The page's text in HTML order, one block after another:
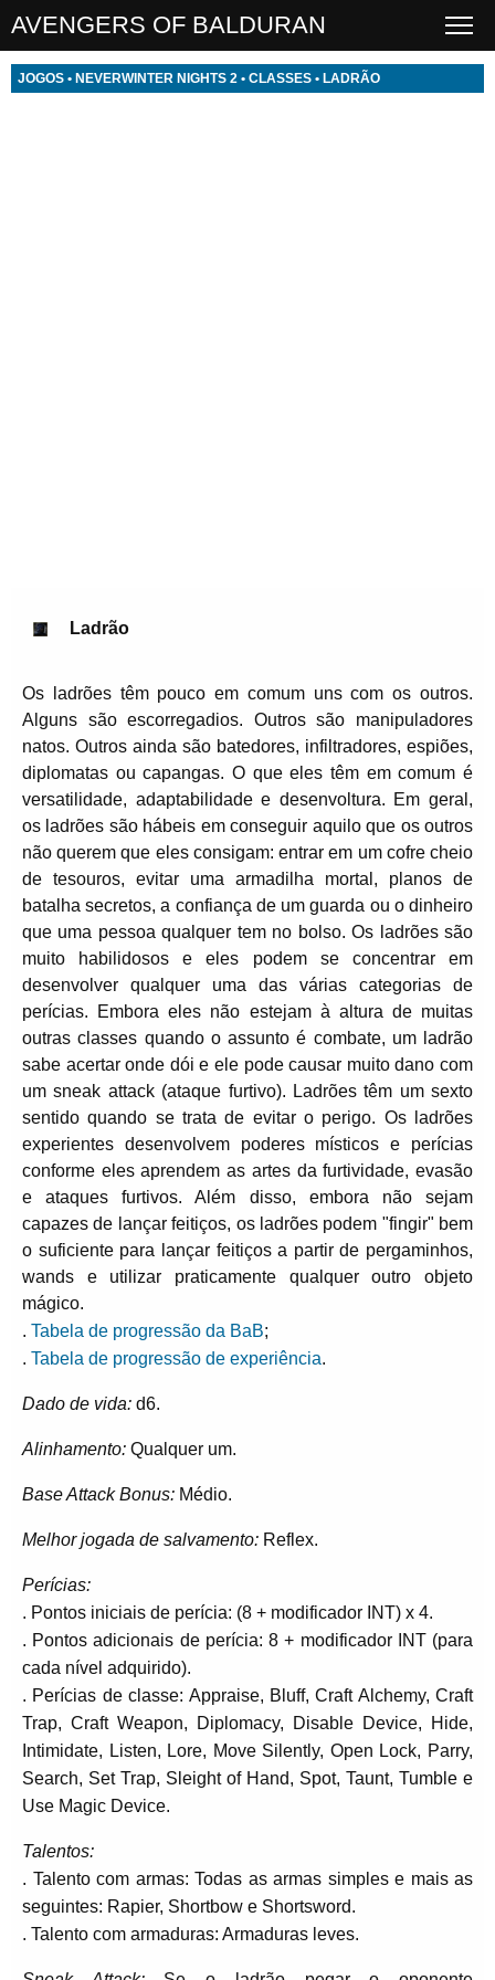
AVENGERS OF BALDURAN
JOGOS • NEVERWINTER NIGHTS 2 • CLASSES • LADRÃO
Ladrão
Os ladrões têm pouco em comum uns com os outros.
Alguns são escorregadios. Outros são manipuladores
natos. Outros ainda são batedores, infiltradores, espiões,
diplomatas ou capangas. O que eles têm em comum é
versatilidade, adaptabilidade e desenvoltura. Em geral,
os ladrões são hábeis em conseguir aquilo que os outros
não querem que eles consigam: entrar em um cofre cheio
de tesouros, evitar uma armadilha mortal, planos de
batalha secretos, a confiança de um guarda ou o dinheiro
que uma pessoa qualquer tem no bolso. Os ladrões são
muito habilidosos e eles podem se concentrar em
desenvolver qualquer uma das várias categorias de
perícias. Embora eles não estejam à altura de muitas
outras classes quando o assunto é combate, um ladrão
sabe acertar onde dói e ele pode causar muito dano com
um sneak attack (ataque furtivo). Ladrões têm um sexto
sentido quando se trata de evitar o perigo. Os ladrões
experientes desenvolvem poderes místicos e perícias
conforme eles aprendem as artes da furtividade, evasão
e ataques furtivos. Além disso, embora não sejam
capazes de lançar feitiços, os ladrões podem "fingir" bem
o suficiente para lançar feitiços a partir de pergaminhos,
wands e utilizar praticamente qualquer outro objeto
mágico.
. Tabela de progressão da BaB;
. Tabela de progressão de experiência.
Dado de vida: d6.
Alinhamento: Qualquer um.
Base Attack Bonus: Médio.
Melhor jogada de salvamento: Reflex.
Perícias:
. Pontos iniciais de perícia: (8 + modificador INT) x 4.
. Pontos adicionais de perícia: 8 + modificador INT (para
cada nível adquirido).
. Perícias de classe: Appraise, Bluff, Craft Alchemy, Craft
Trap, Craft Weapon, Diplomacy, Disable Device, Hide,
Intimidate, Listen, Lore, Move Silently, Open Lock, Parry,
Search, Set Trap, Sleight of Hand, Spot, Taunt, Tumble e
Use Magic Device.
Talentos:
. Talento com armas: Todas as armas simples e mais as
seguintes: Rapier, Shortbow e Shortsword.
. Talento com armaduras: Armaduras leves.